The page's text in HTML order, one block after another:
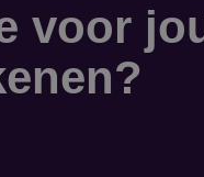
voor